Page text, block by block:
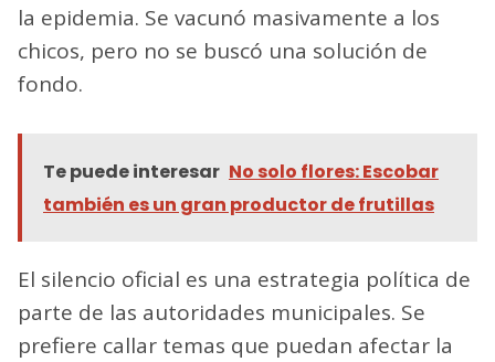
la epidemia. Se vacunó masivamente a los
chicos, pero no se buscó una solución de
fondo.
Te puede interesar No solo flores: Escobar
también es un gran productor de frutillas
El silencio oficial es una estrategia política de
parte de las autoridades municipales. Se
prefiere callar temas que puedan afectar la